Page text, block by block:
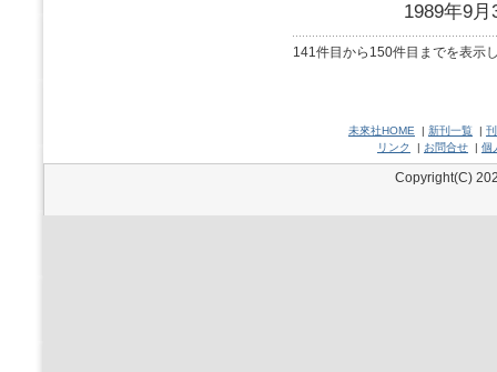
1989年9月
141件目から150件目までを表示
未來社HOME | 新刊一覧 |
リンク
| お問合せ | 個
Copyright(C)